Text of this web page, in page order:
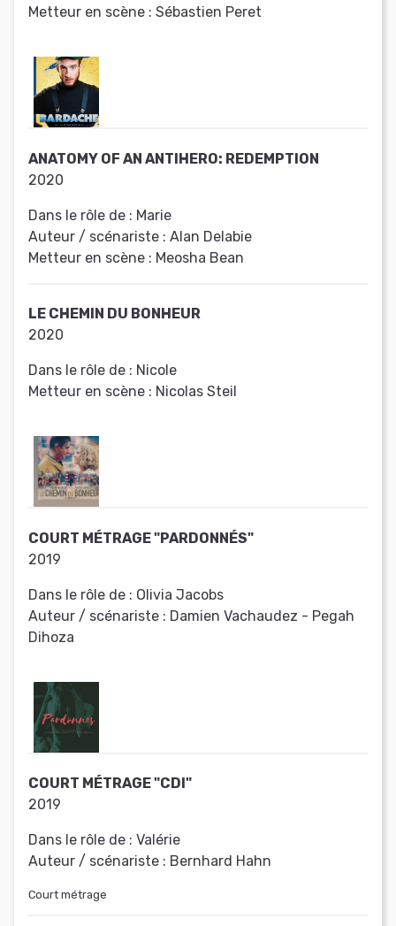
Metteur en scène : Sébastien Peret
ANATOMY OF AN ANTIHERO: REDEMPTION
2020
Dans le rôle de : Marie
Auteur / scénariste : Alan Delabie
Metteur en scène : Meosha Bean
LE CHEMIN DU BONHEUR
2020
Dans le rôle de : Nicole
Metteur en scène : Nicolas Steil
COURT MÉTRAGE "PARDONNÉS"
2019
Dans le rôle de : Olivia Jacobs
Auteur / scénariste : Damien Vachaudez - Pegah
Dihoza
COURT MÉTRAGE "CDI"
2019
Dans le rôle de : Valérie
Auteur / scénariste : Bernhard Hahn
Court métrage